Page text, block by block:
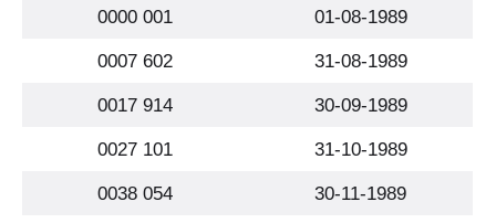
0000 001 01-08-1989
0007 602 31-08-1989
0017 914 30-09-1989
0027 101 31-10-1989
0038 054 30-11-1989